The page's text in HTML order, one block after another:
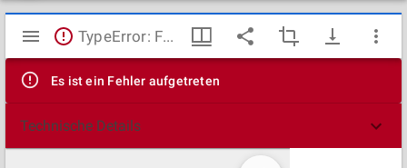
Mirador
Viewer
TypeError: Failed to fetch
Es ist ein Fehler aufgetreten
Technische Details